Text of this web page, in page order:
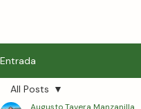
Entrada
All Posts